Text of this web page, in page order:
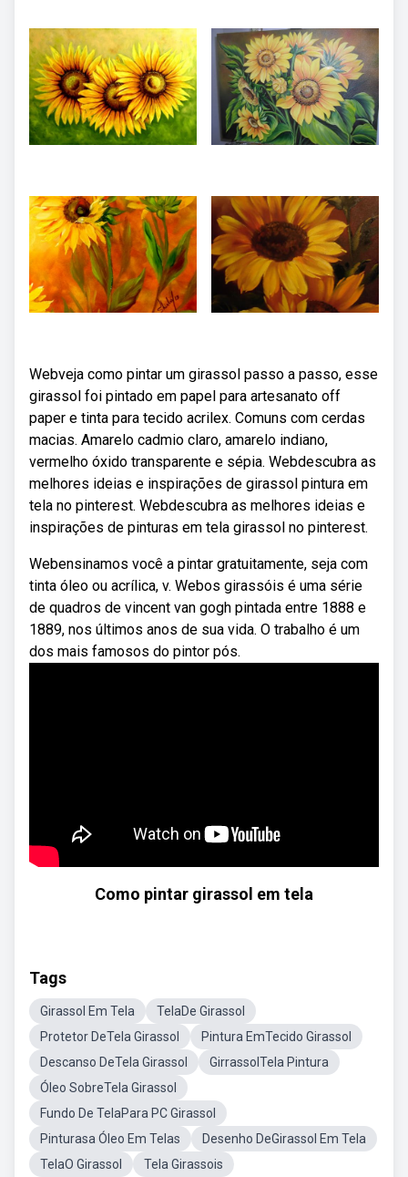
Webveja como pintar um girassol passo a passo, esse
girassol foi pintado em papel para artesanato off
paper e tinta para tecido acrilex. Comuns com cerdas
macias. Amarelo cadmio claro, amarelo indiano,
vermelho óxido transparente e sépia. Webdescubra as
melhores ideias e inspirações de girassol pintura em
tela no pinterest. Webdescubra as melhores ideias e
inspirações de pinturas em tela girassol no pinterest.
Webensinamos você a pintar gratuitamente, seja com
tinta óleo ou acrílica, v. Webos girassóis é uma série
de quadros de vincent van gogh pintada entre 1888 e
1889, nos últimos anos de sua vida. O trabalho é um
dos mais famosos do pintor pós.
Como pintar girassol em tela
Tags
Girassol Em Tela
TelaDe Girassol
Protetor DeTela Girassol
Pintura EmTecido Girassol
Descanso DeTela Girassol
GirrassolTela Pintura
Óleo SobreTela Girassol
Fundo De TelaPara PC Girassol
Pinturasa Óleo Em Telas
Desenho DeGirassol Em Tela
TelaO Girassol
Tela Girassois